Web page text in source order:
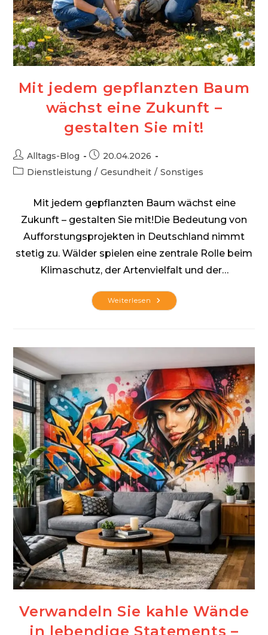
Mit jedem gepflanzten Baum
wächst eine Zukunft –
gestalten Sie mit!
Beitrags-
Autor:
Alltags-Blog
Beitrag
veröffentlicht:
20.04.2026
Beitrags-
Dienstleistung / Gesundheit / Sonstiges
Mit jedem gepflanzten Baum wächst eine
Zukunft – gestalten Sie mit!Die Bedeutung von
Aufforstungsprojekten in Deutschland nimmt
stetig zu. Wälder spielen eine zentrale Rolle beim
Klimaschutz, der Artenvielfalt und der…
Weiterlesen Mit
Jedem
Gestalten
Sie
Mit!
Verwandeln Sie kahle Wände
in lebendige Statements –